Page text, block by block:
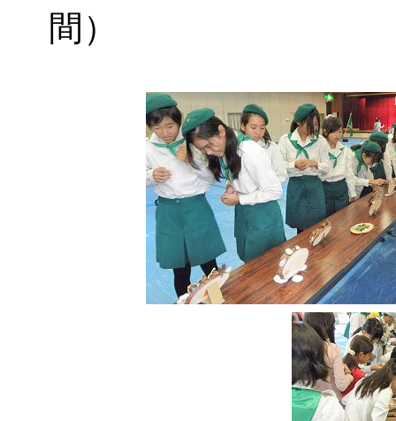
間） 【右